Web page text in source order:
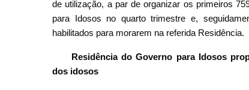
de utilização, a par de organizar os primeiros
para Idosos no quarto trimestre e,
habilitados para morarem na referida Residência.
Residência do Governo para Idosos
dos idosos